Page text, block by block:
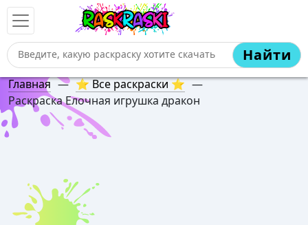
Найти
Главная — ⭐ Все раскраски ⭐ —
Раскраска Елочная игрушка дракон